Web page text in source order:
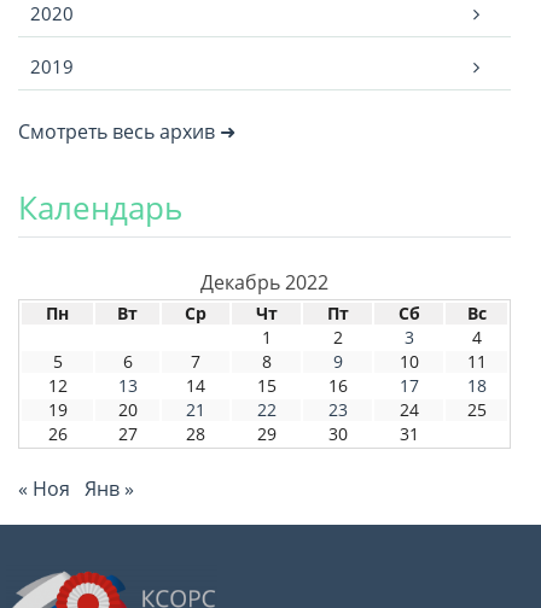
2020
2019
Смотреть весь архив ➜
Календарь
Декабрь 2022
Пн Вт Ср Чт Пт Сб
Вс
1
2 3
4
5
6 7 8 9 10
11
12
13 14 15 16 17
18
19
20 21 22 23 24
25
26
27 28 29 30 31
« Ноя Янв »